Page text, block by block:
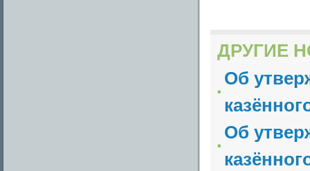
ДРУГИЕ
Об
Об